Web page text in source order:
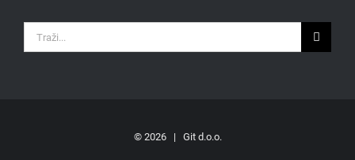
Traži...
© 2026 | Git d.o.o.